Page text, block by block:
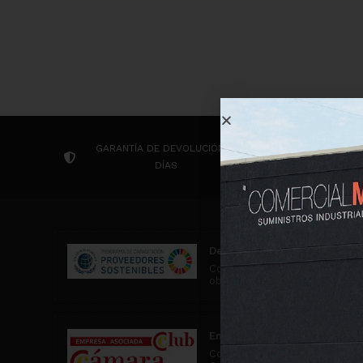
GARANTÍA DE DEVOLUCIÓN 14
DÍAS
CONTACTA
Desarrollo Sostenible
Comercial MD participa en
objetivos de desarrollo
Empresa asociada al Club
Comercial MD es una